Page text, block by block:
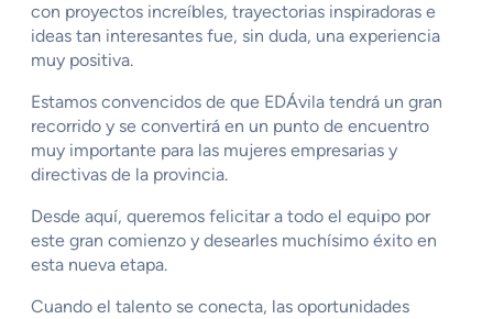
con proyectos increíbles, trayectorias inspiradoras e
ideas tan interesantes fue, sin duda, una experiencia
muy positiva.
Estamos convencidos de que EDÁvila tendrá un gran
recorrido y se convertirá en un punto de encuentro
muy importante para las mujeres empresarias y
directivas de la provincia.
Desde aquí, queremos felicitar a todo el equipo por
este gran comienzo y desearles muchísimo éxito en
esta nueva etapa.
Cuando el talento se conecta, las oportunidades